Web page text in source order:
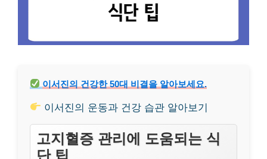
이서진의 건강한 50대 비결을 알아보세요.
이서진의 운동과 건강 습관 알아보기
고지혈증 관리에 도움되는 식
단 팁